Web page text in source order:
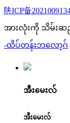
陕ICP备
အားလုံးကို သိမ်းဆ
-ထိပ်တန်းဘလော့ဂ်
အီးမေးလ်
အီးမေးလ်